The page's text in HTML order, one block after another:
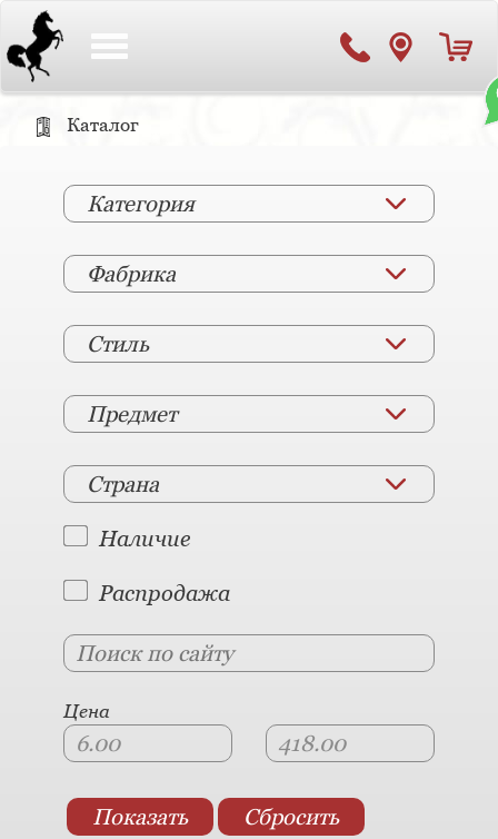
Каталог
Категория
Фабрика
Стиль
Предмет
Страна
Наличие
Распродажа
Цена